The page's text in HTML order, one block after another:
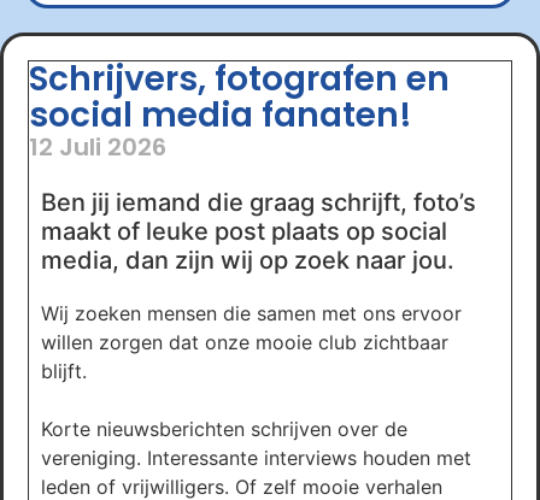
Schrijvers, fotografen en
social media fanaten!
12 Juli 2026
Ben jij iemand die graag schrijft, foto’s
maakt of leuke post plaats op social
media, dan zijn wij op zoek naar jou.
Wij zoeken mensen die samen met ons ervoor
willen zorgen dat onze mooie club zichtbaar
blijft.
Korte nieuwsberichten schrijven over de
vereniging. Interessante interviews houden met
leden of vrijwilligers. Of zelf mooie verhalen